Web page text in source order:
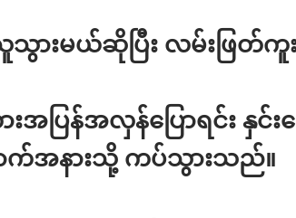
ားမယ်ဆိုပြီး လမ်းဖြတ်ကူ
အပြန်အလှန်ပြောရင်း နှင်
အနားသို့ ကပ်သွားသည်။